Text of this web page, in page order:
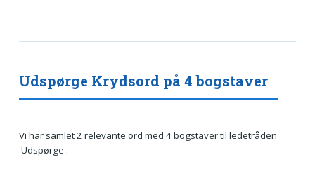
Udspørge Krydsord på 4 bogstaver
Vi har samlet 2 relevante ord med 4 bogstaver til ledetråden
'Udspørge'.